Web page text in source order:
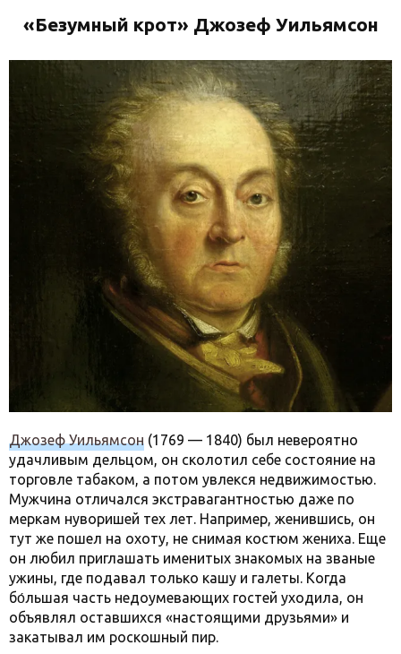
«Безумный крот» Джозеф Уильямсон
Джозеф Уильямсон (1769 — 1840) был невероятно
удачливым дельцом, он сколотил себе состояние на
торговле табаком, а потом увлекся недвижимостью.
Мужчина отличался экстравагантностью даже по
меркам нуворишей тех лет. Например, женившись, он
тут же пошел на охоту, не снимая костюм жениха. Еще
он любил приглашать именитых знакомых на званые
ужины, где подавал только кашу и галеты. Когда
бо́льшая часть недоумевающих гостей уходила, он
объявлял оставшихся «настоящими друзьями» и
закатывал им роскошный пир.